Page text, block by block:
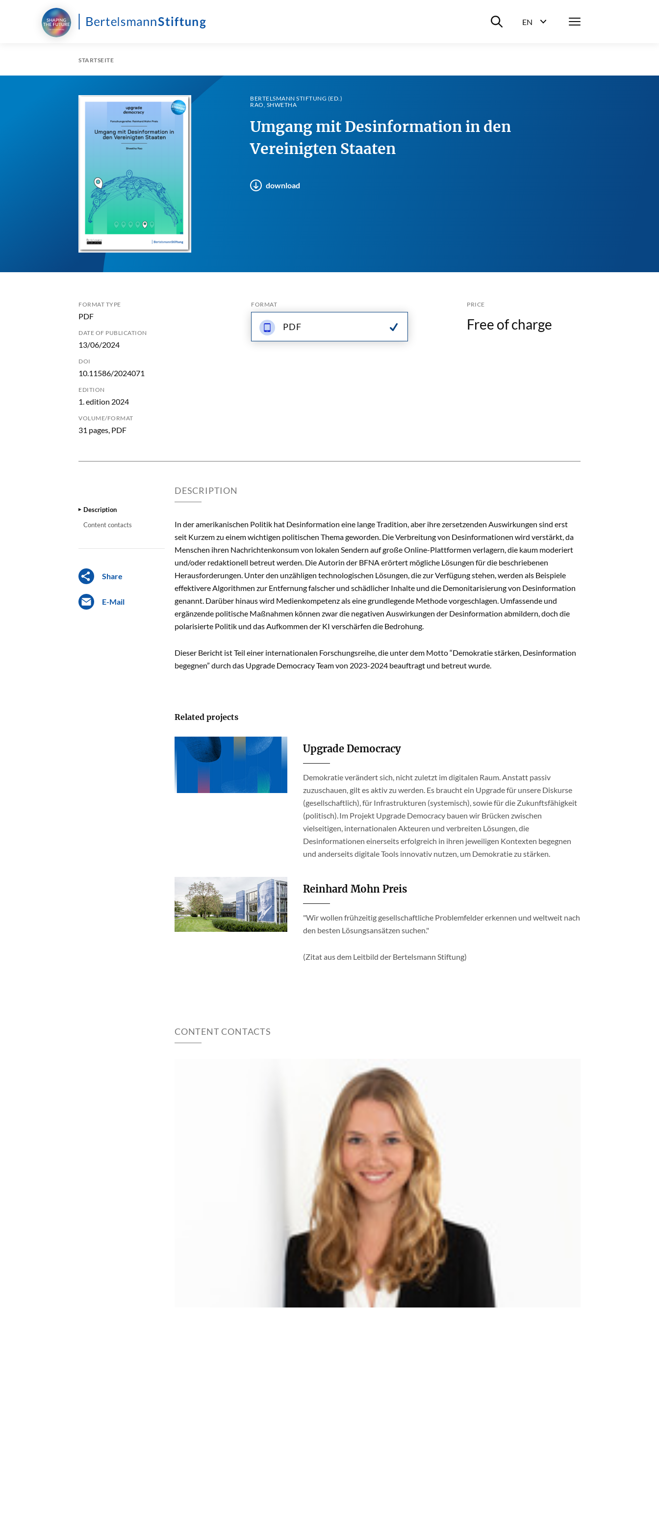
Suche ein-/ausblenden
EN
Menü
STARTSEITE
BERTELSMANN STIFTUNG (ED.)
RAO, SHWETHA
Umgang mit Desinformation in den
Vereinigten Staaten
download
FORMAT TYPE
PDF
DATE OF PUBLICATION
13/06/2024
DOI
10.11586/2024071
EDITION
1. edition 2024
VOLUME/FORMAT
31 pages, PDF
FORMAT
PDF
PRICE
Free of charge
Description
Content contacts
Share
E-Mail
DESCRIPTION
In der amerikanischen Politik hat Desinformation eine lange Tradition, aber ihre zersetzenden Auswirkungen sind erst
seit Kurzem zu einem wichtigen politischen Thema geworden. Die Verbreitung von Desinformationen wird verstärkt, da
Menschen ihren Nachrichtenkonsum von lokalen Sendern auf große Online-Plattformen verlagern, die kaum moderiert
und/oder redaktionell betreut werden. Die Autorin der BFNA erörtert mögliche Lösungen für die beschriebenen
Herausforderungen. Unter den unzähligen technologischen Lösungen, die zur Verfügung stehen, werden als Beispiele
effektivere Algorithmen zur Entfernung falscher und schädlicher Inhalte und die Demonitarisierung von Desinformation
genannt. Darüber hinaus wird Medienkompetenz als eine grundlegende Methode vorgeschlagen. Umfassende und
ergänzende politische Maßnahmen können zwar die negativen Auswirkungen der Desinformation abmildern, doch die
polarisierte Politik und das Aufkommen der KI verschärfen die Bedrohung.
Dieser Bericht ist Teil einer internationalen Forschungsreihe, die unter dem Motto “Demokratie stärken, Desinformation
begegnen” durch das Upgrade Democracy Team von 2023-2024 beauftragt und betreut wurde.
Related projects
Upgrade Democracy
Demokratie verändert sich, nicht zuletzt im digitalen Raum. Anstatt passiv
zuzuschauen, gilt es aktiv zu werden. Es braucht ein Upgrade für unsere Diskurse
(gesellschaftlich), für Infrastrukturen (systemisch), sowie für die Zukunftsfähigkeit
(politisch). Im Projekt Upgrade Democracy bauen wir Brücken zwischen
vielseitigen, internationalen Akteuren und verbreiten Lösungen, die
Desinformationen einerseits erfolgreich in ihren jeweiligen Kontexten begegnen
und anderseits digitale Tools innovativ nutzen, um Demokratie zu stärken.
Reinhard Mohn Preis
"Wir wollen frühzeitig gesellschaftliche Problemfelder erkennen und weltweit nach
den besten Lösungsansätzen suchen."
(Zitat aus dem Leitbild der Bertelsmann Stiftung)
CONTENT CONTACTS